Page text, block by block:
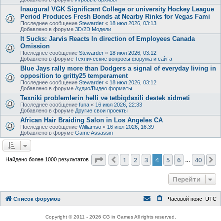
Inaugural VGK Significant College or university Hockey League
Period Produces Fresh Bonds at Nearby Rinks for Vegas Fami
Последнее сообщение Stewarder « 18 июл 2026, 03:13
Добавлено в форуме 3D/2D Модели
It Sucks: Jarvis Reacts In direction of Employees Canada
Omission
Последнее сообщение Stewarder « 18 июл 2026, 03:12
Добавлено в форуме Технические вопросы форума и сайта
Blue Jays rally more than Dodgers a signal of everyday living in
opposition to gritty25 temperament
Последнее сообщение Stewarder « 18 июл 2026, 03:12
Добавлено в форуме Аудио/Видео форматы
Texniki problemlərin həlli və tətbiqdaxili dəstək xidməti
Последнее сообщение funa « 16 июл 2026, 22:33
Добавлено в форуме Другие свои проекты
African Hair Braiding Salon in Los Angeles CA
Последнее сообщение Williamso « 16 июл 2026, 16:39
Добавлено в форуме Game Assassin
Найдено более 1000 результатов Страница4 из 40
Пред.
1 2 3 4 5 6 40
Перейти
Список форумов Часовой пояс: UTC
Copyright © 2011 - 2026 CG in Games All rights reserved.